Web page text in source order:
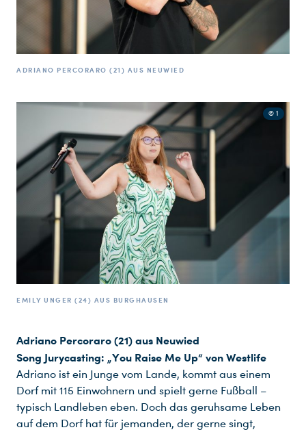
ADRIANO PERCORARO (21) AUS NEUWIED
© 1
EMILY UNGER (24) AUS BURGHAUSEN
Adriano Percoraro (21) aus Neuwied
Song Jurycasting: „You Raise Me Up“ von Westlife
Adriano ist ein Junge vom Lande, kommt aus einem
Dorf mit 115 Einwohnern und spielt gerne Fußball –
typisch Landleben eben. Doch das geruhsame Leben
auf dem Dorf hat für jemanden, der gerne singt,